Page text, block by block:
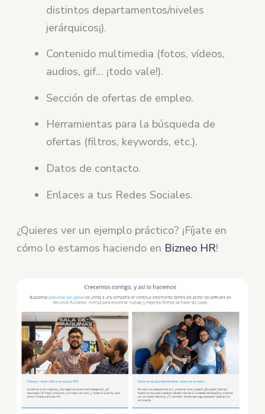
distintos departamentos/niveles
jerárquicos¡).
Contenido multimedia (fotos, vídeos,
audios, gif… ¡todo vale!).
Sección de ofertas de empleo.
Herramientas para la búsqueda de
ofertas (filtros, keywords, etc.).
Datos de contacto.
Enlaces a tus Redes Sociales.
¿Quieres ver un ejemplo práctico? ¡Fíjate en
cómo lo estamos haciendo en Bizneo HR!